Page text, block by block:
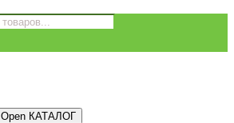
Open КАТАЛОГ